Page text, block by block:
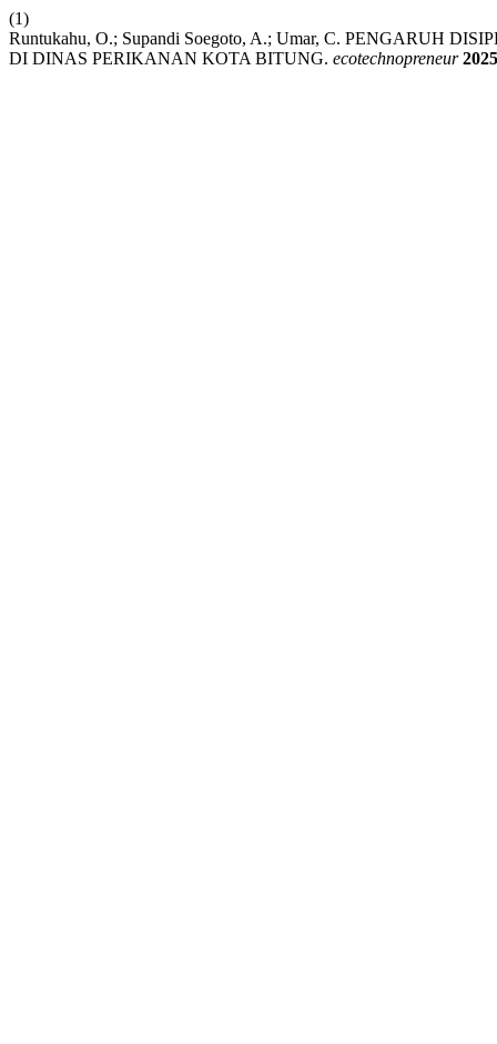
(1)
Runtukahu, O.; Supandi Soegoto, A.; Umar, C. PENGARUH
DI DINAS PERIKANAN KOTA BITUNG. ecotechnopreneur 2025